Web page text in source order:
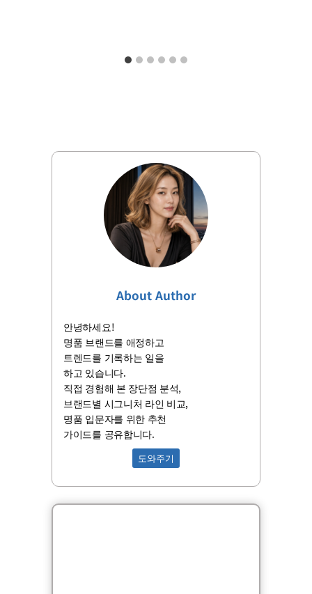
About Author
안녕하세요!
명품 브랜드를 애정하고
트렌드를 기록하는 일을
하고 있습니다.
직접 경험해 본 장단점 분석,
브랜드별 시그니처 라인 비교,
명품 입문자를 위한 추천
가이드를 공유합니다.
도와주기